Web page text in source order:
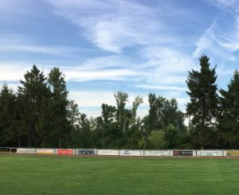
Zu
Inhalten
springen